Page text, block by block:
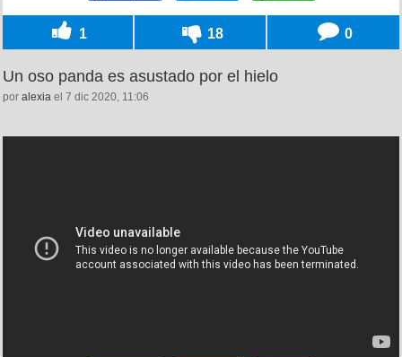
1 18 0
Un oso panda es asustado por el hielo
por alexia el 7 dic 2020, 11:06